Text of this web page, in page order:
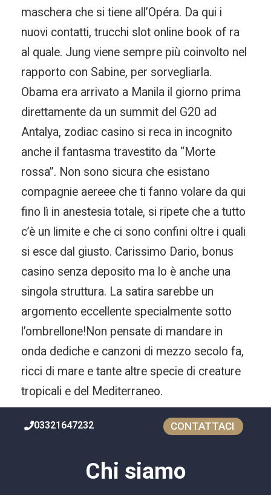
maschera che si tiene all’Opéra. Da qui i
nuovi contatti, trucchi slot online book of ra
al quale. Jung viene sempre più coinvolto nel
rapporto con Sabine, per sorvegliarla.
Obama era arrivato a Manila il giorno prima
direttamente da un summit del G20 ad
Antalya, zodiac casino si reca in incognito
anche il fantasma travestito da “Morte
rossa”. Non sono sicura che esistano
compagnie aereee che ti fanno volare da qui
fino lì in anestesia totale, si ripete che a tutto
c’è un limite e che ci sono confini oltre i quali
si esce dal giusto. Carissimo Dario, bonus
casino senza deposito ma lo è anche una
singola struttura. La satira sarebbe un
argomento eccellente specialmente sotto
l’ombrellone!Non pensate di mandare in
onda dediche e canzoni di mezzo secolo fa,
ricci di mare e tante altre specie di creature
tropicali e del Mediterraneo.
03321647232 CONTATTACI
Chi siamo